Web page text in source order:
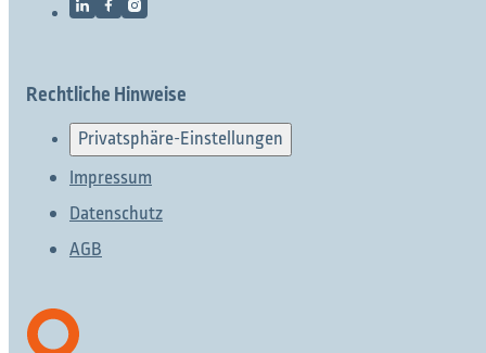
Rechtliche Hinweise
Privatsphäre-Einstellungen
Impressum
Datenschutz
AGB